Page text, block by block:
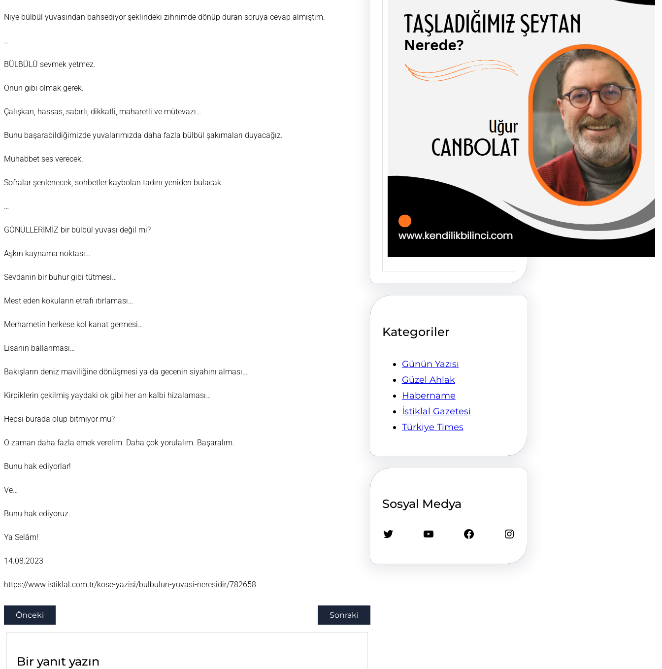
Niye bülbül yuvasından bahsediyor şeklindeki zihnimde dönüp duran soruya cevap almıştım.
…
BÜLBÜLÜ sevmek yetmez.
Onun gibi olmak gerek.
Çalışkan, hassas, sabırlı, dikkatli, maharetli ve mütevazı…
Bunu başarabildiğimizde yuvalarımızda daha fazla bülbül şakımaları duyacağız.
Muhabbet ses verecek.
Sofralar şenlenecek, sohbetler kaybolan tadını yeniden bulacak.
…
GÖNÜLLERİMİZ bir bülbül yuvası değil mi?
Aşkın kaynama noktası…
Sevdanın bir buhur gibi tütmesi…
Mest eden kokuların etrafı ıtırlaması…
Merhametin herkese kol kanat germesi…
Lisanın ballanması…
Bakışların deniz maviliğine dönüşmesi ya da gecenin siyahını alması…
Kirpiklerin çekilmiş yaydaki ok gibi her an kalbi hizalaması…
Hepsi burada olup bitmiyor mu?
O zaman daha fazla emek verelim. Daha çok yorulalım. Başaralım.
Bunu hak ediyorlar!
Ve…
Bunu hak ediyoruz.
Ya Selâm!
14.08.2023
https://www.istiklal.com.tr/kose-yazisi/bulbulun-yuvasi-neresidir/782658
Önceki Sonraki
Bir yanıt yazın
TAŞLADIĞIMIZ
ŞEYTAN NEREDE?
olguları birbirinden…
Kategoriler
Günün Yazısı
Güzel Ahlak
Habername
İstiklal Gazetesi
Türkiye Times
Sosyal Medya
Twitter YouTube Facebook Instagram